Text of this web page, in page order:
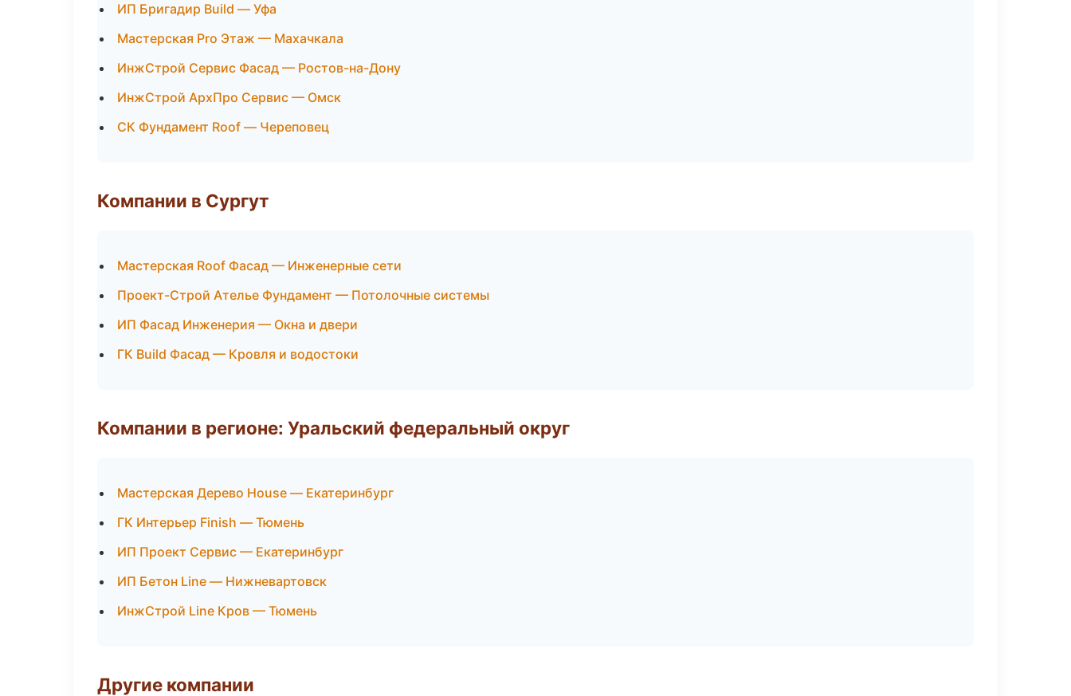
ИП Бригадир Build — Уфа
Мастерская Pro Этаж — Махачкала
ИнжСтрой Сервис Фасад — Ростов-на-Дону
ИнжСтрой АрхПро Сервис — Омск
СК Фундамент Roof — Череповец
Компании в Сургут
Мастерская Roof Фасад — Инженерные сети
Проект-Строй Ателье Фундамент — Потолочные системы
ИП Фасад Инженерия — Окна и двери
ГК Build Фасад — Кровля и водостоки
Компании в регионе: Уральский федеральный округ
Мастерская Дерево House — Екатеринбург
ГК Интерьер Finish — Тюмень
ИП Проект Сервис — Екатеринбург
ИП Бетон Line — Нижневартовск
ИнжСтрой Line Кров — Тюмень
Другие компании